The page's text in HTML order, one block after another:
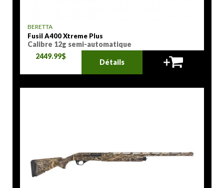
BERETTA
Fusil A400 Xtreme Plus
Calibre 12g semi-automatique
2449.99$
Détails